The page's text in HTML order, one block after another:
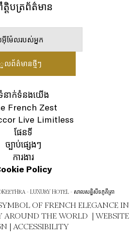
ត្តិបត្រព័ត៌មាន
នាក់ទំនងយើង
French Zest
Live Limitless
ផែនទី
ច្បាប់ផ្សេងៗ
ការងារ
Policy
- LUXURY HOTEL - សាលសន្និសីទភូគីត្រា
OF FRENCH ELEGANCE IN
AROUND THE WORLD | WEBSITE
| ACCESSIBILITY